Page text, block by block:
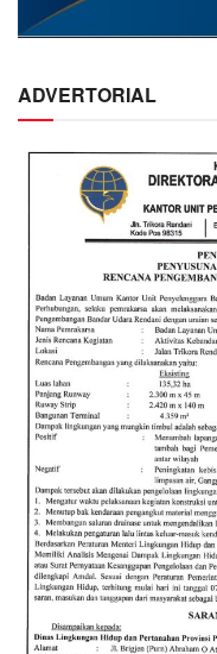
ADVERTORIAL